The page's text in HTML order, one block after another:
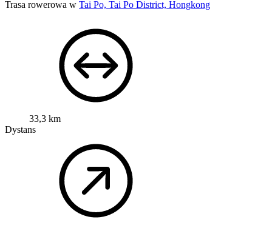
Trasa rowerowa w Tai Po, Tai Po District, Hongkong
33,3 km
Dystans